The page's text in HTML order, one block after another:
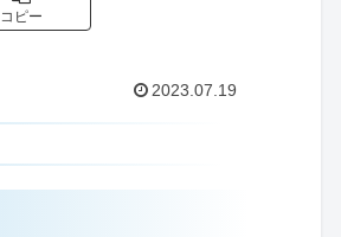
コピー
2023.07.19